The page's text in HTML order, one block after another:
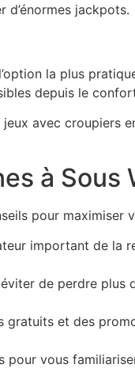
d’énormes jackpots.
la plus
depuis le
avec croupiers
à Sous
pour maximiser
important de la
de perdre plus
gratuits et des
pour vous